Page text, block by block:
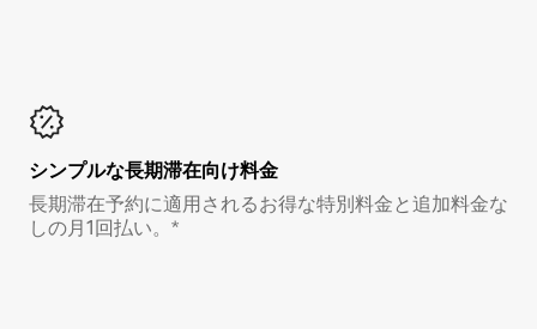
シンプルな長期滞在向け料金
長期滞在予約に適用されるお得な特別料金と追加料金な
しの月1回払い。*